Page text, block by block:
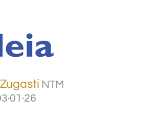
NTM